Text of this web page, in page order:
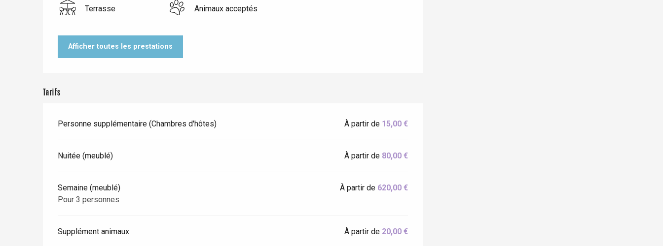
Val-de-Scie
Clères
Valery-en-Caux
Dieppe
Terrasse Animaux acceptés
Afficher toutes les prestations
Tarifs
Personne supplémentaire (Chambres d'hôtes) À partir de 15,00 €
Nuitée (meublé) À partir de 80,00 €
Semaine (meublé)
Pour 3 personnes
À partir de 620,00 €
Supplément animaux À partir de 20,00 €